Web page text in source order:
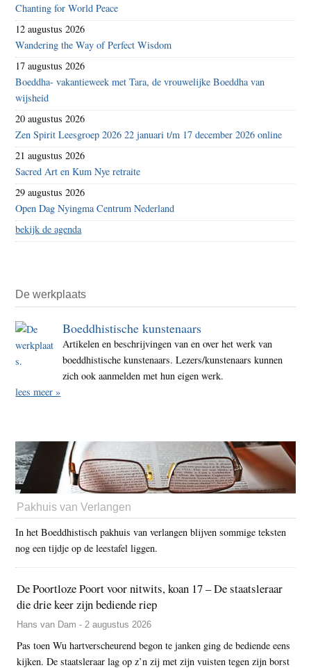
Chanting for World Peace
12 augustus 2026
Wandering the Way of Perfect Wisdom
17 augustus 2026
Boeddha- vakantieweek met Tara, de vrouwelijke Boeddha van
wijsheid
20 augustus 2026
Zen Spirit Leesgroep 2026 22 januari t/m 17 december 2026 online
21 augustus 2026
Sacred Art en Kum Nye retraite
29 augustus 2026
Open Dag Nyingma Centrum Nederland
bekijk de agenda
De werkplaats
Boeddhistische kunstenaars
Artikelen en beschrijvingen van en over het werk van
boeddhistische kunstenaars. Lezers/kunstenaars kunnen
zich ook aanmelden met hun eigen werk.
lees meer »
Pakhuis van Verlangen
In het Boeddhistisch pakhuis van verlangen blijven sommige teksten
nog een tijdje op de leestafel liggen.
De Poortloze Poort voor nitwits, koan 17 – De staatsleraar
die drie keer zijn bediende riep
Hans van Dam - 2 augustus 2026
Pas toen Wu hartverscheurend begon te janken ging de bediende eens
kijken. De staatsleraar lag op z’n zij met zijn vuisten tegen zijn borst